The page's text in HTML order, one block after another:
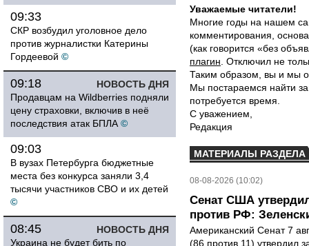
09:33
СКР возбудил уголовное дело
против журналистки Катерины
Гордеевой ©
НОВОСТЬ ДНЯ
09:18
Продавцам на Wildberries подняли
цену страховки, включив в неё
последствия атак БПЛА ©
09:03
В вузах Петербурга бюджетные
места без конкурса заняли 3,4
тысячи участников СВО и их детей
©
НОВОСТЬ ДНЯ
08:45
Украина не будет бить по
Уважаемые читатели!
Многие годы на нашем
комментирования,
(как говорится «без
плагин . Отключил не
Таким образом, вы и мы
Мы постараемся найти
потребуется время.
С уважением,
Редакция
МАТЕРИАЛЫ РАЗДЕЛА
08-08-2026 (10:02)
Сенат США
против РФ:
Американский Сенат 7
(86 против 11) утвердил